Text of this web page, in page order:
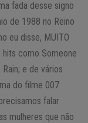
fada desse signo
de 1988 no Reino
eu disse, MUITO
hits como Someone
e de vários
do filme 007
falar
mulheres que não